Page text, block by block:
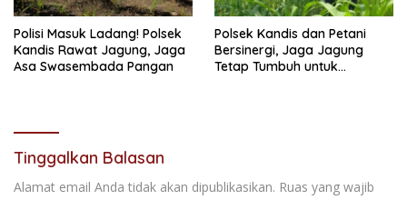
Polisi Masuk Ladang! Polsek
Kandis Rawat Jagung, Jaga
Asa Swasembada Pangan
Polsek Kandis dan Petani
Bersinergi, Jaga Jagung
Tetap Tumbuh untuk
Tinggalkan Balasan
Alamat email Anda tidak akan dipublikasikan. Ruas yang wajib